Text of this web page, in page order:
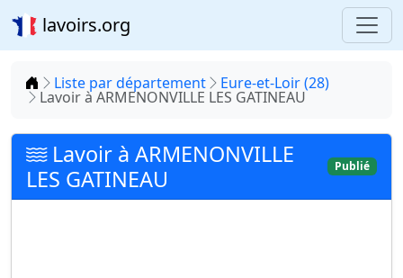
lavoirs.org
Accueil
Liste par département Eure-et-Loir (28)
Lavoir à ARMENONVILLE LES GATINEAU
Lavoir à ARMENONVILLE
LES GATINEAU
Publié